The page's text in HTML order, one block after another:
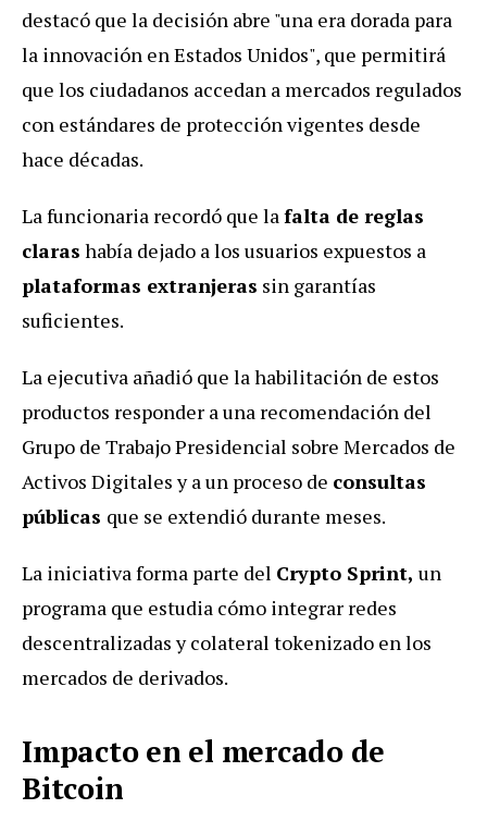
destacó que la decisión abre "una era dorada para
la innovación en Estados Unidos", que permitirá
que los ciudadanos accedan a mercados regulados
con estándares de protección vigentes desde
hace décadas.
La funcionaria recordó que lafalta de reglas
claras había dejado a los usuarios expuestos a
plataformas extranjeras sin garantías
suficientes.
La ejecutiva añadió que la habilitación de estos
productos responder a una recomendación del
Grupo de Trabajo Presidencial sobre Mercados de
Activos Digitales y a un proceso de consultas
públicas que se extendió durante meses.
La iniciativa forma parte del Crypto Sprint, un
programa que estudia cómo integrar redes
descentralizadas y colateral tokenizado en los
mercados de derivados.
Impacto en el mercado de
Bitcoin